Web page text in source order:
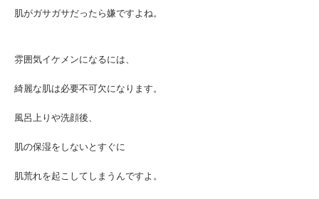
肌がガサガサだったら嫌ですよね。
雰囲気イケメンになるには、
綺麗な肌は必要不可欠になります。
風呂上りや洗顔後、
肌の保湿をしないとすぐに
肌荒れを起こしてしまうんですよ。